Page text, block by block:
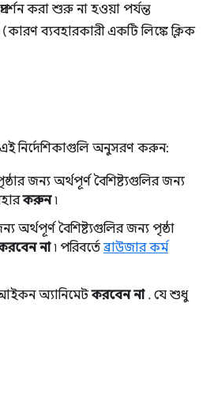
করা শুরু না হওয়া পর্যন্ত
ব্যবহারকারী একটি লিঙ্কে ক্লিক
এই নির্দেশিকাগুলি অনুসরণ করুন:
জন্য অর্থপূর্ণ বৈশিষ্ট্যগুলির জন্য
করুন৷
অর্থপূর্ণ বৈশিষ্ট্যগুলির জন্য পৃষ্ঠা
না৷ পরিবর্তে ব্রাউজার কর্ম
অ্যানিমেটকরবেন না. যে শুধু